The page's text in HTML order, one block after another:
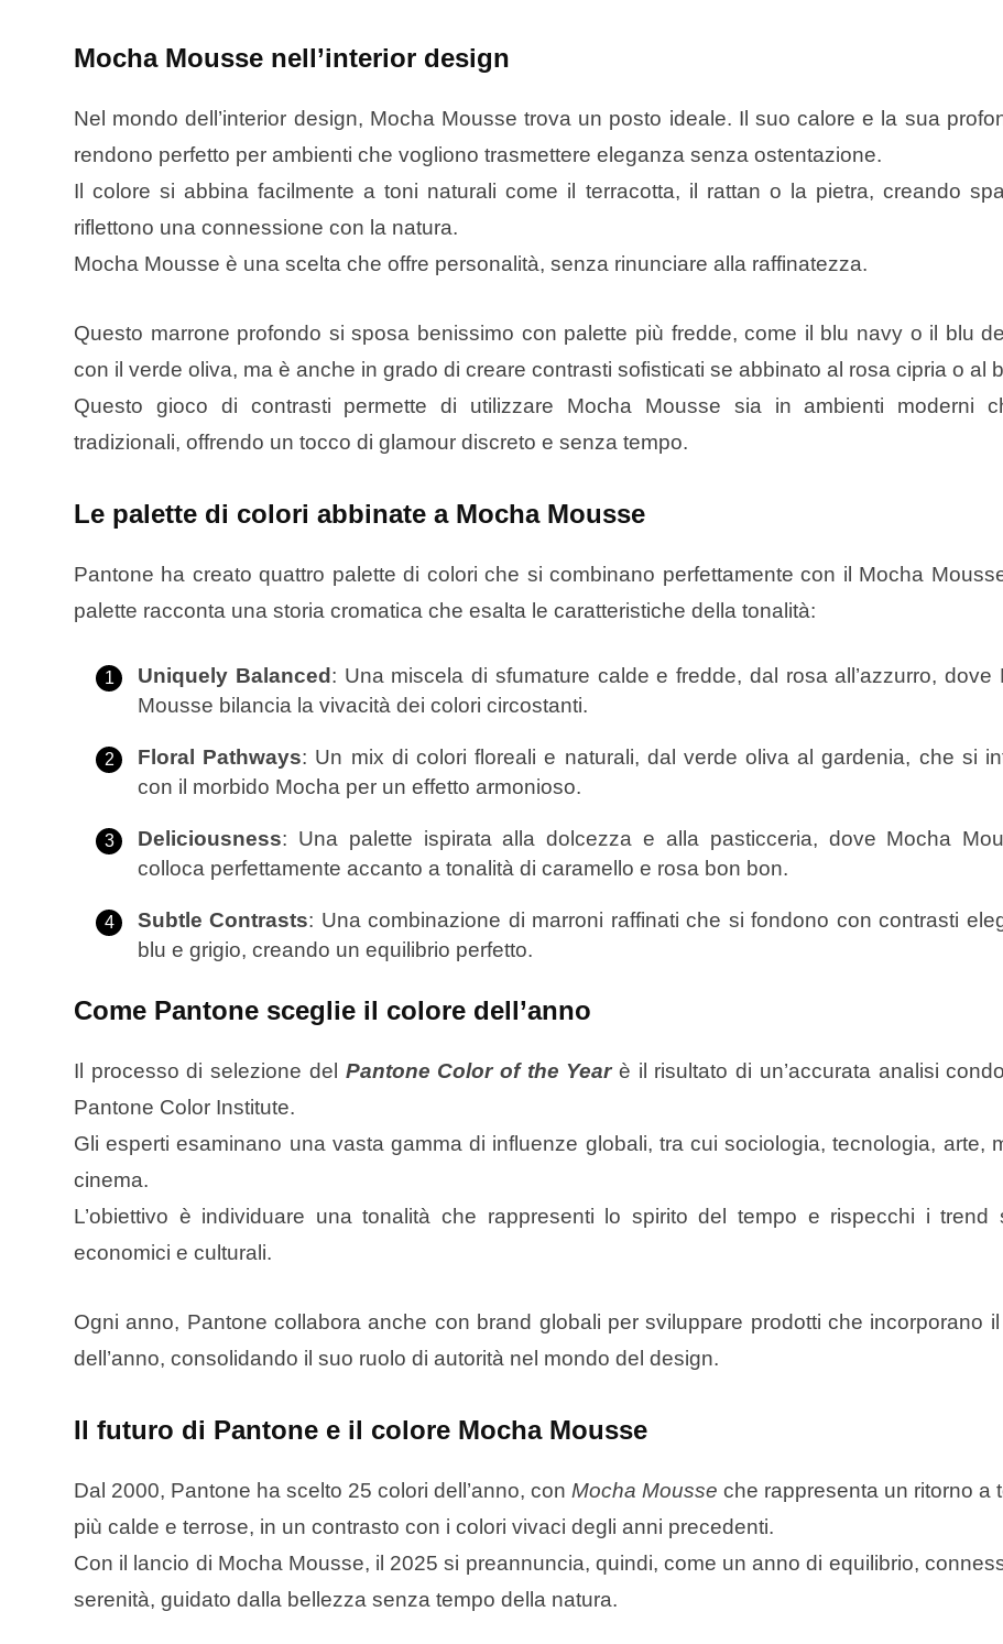
Mocha Mousse nell’interior design
Nel mondo dell’interior design, Mocha Mousse trova un posto ideale. Il suo calore e la sua
rendono perfetto per ambienti che vogliono trasmettere eleganza senza ostentazione.
Il colore si abbina facilmente a toni naturali come il terracotta, il rattan o la pietra, creando
riflettono una connessione con la natura.
Mocha Mousse è una scelta che offre personalità, senza rinunciare alla raffinatezza.
Questo marrone profondo si sposa benissimo con palette più fredde, come il blu navy o il blu
con il verde oliva, ma è anche in grado di creare contrasti sofisticati se abbinato al rosa cipria o al
Questo gioco di contrasti permette di utilizzare Mocha Mousse sia in ambienti moderni
tradizionali, offrendo un tocco di glamour discreto e senza tempo.
Le palette di colori abbinate a Mocha Mousse
Pantone ha creato quattro palette di colori che si combinano perfettamente con il Mocha
palette racconta una storia cromatica che esalta le caratteristiche della tonalità:
Uniquely Balanced : Una miscela di sfumature calde e fredde, dal rosa all’azzurro, dove
Mousse bilancia la vivacità dei colori circostanti.
Floral Pathways: Un mix di colori floreali e naturali, dal verde oliva al gardenia, che si
con il morbido Mocha per un effetto armonioso.
Deliciousness: Una palette ispirata alla dolcezza e alla pasticceria, dove Mocha
colloca perfettamente accanto a tonalità di caramello e rosa bon bon.
Subtle Contrasts: Una combinazione di marroni raffinati che si fondono con contrasti
blu e grigio, creando un equilibrio perfetto.
Come Pantone sceglie il colore dell’anno
Il processo di selezione del Pantone Color of the Yearè il risultato di un’accurata analisi
Pantone Color Institute.
Gli esperti esaminano una vasta gamma di influenze globali, tra cui sociologia, tecnologia, arte,
cinema.
L’obiettivo è individuare una tonalità che rappresenti lo spirito del tempo e rispecchi i trend
economici e culturali.
Ogni anno, Pantone collabora anche con brand globali per sviluppare prodotti che incorporano
dell’anno, consolidando il suo ruolo di autorità nel mondo del design.
Il futuro di Pantone e il colore Mocha Mousse
Dal 2000, Pantone ha scelto 25 colori dell’anno, con Mocha Mousse che rappresenta un ritorno a
più calde e terrose, in un contrasto con i colori vivaci degli anni precedenti.
Con il lancio di Mocha Mousse, il 2025 si preannuncia, quindi, come un anno di equilibrio,
serenità, guidato dalla bellezza senza tempo della natura.